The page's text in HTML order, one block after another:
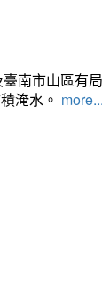
南市山區
淹水。 more...